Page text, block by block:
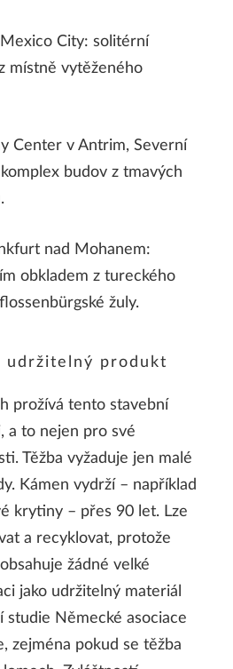
City: solitérní
místně vytěženého
Center v Antrim, Severní
budov z tmavých
nad Mohanem:
obkladem z tureckého
žuly.
udržitelný produkt
prožívá tento stavební
a to nejen pro své
Těžba vyžaduje jen malé
Kámen vydrží – například
krytiny – přes 90 let. Lze
a recyklovat, protože
žádné velké
jako udržitelný materiál
studie Německé asociace
zejména pokud se těžba